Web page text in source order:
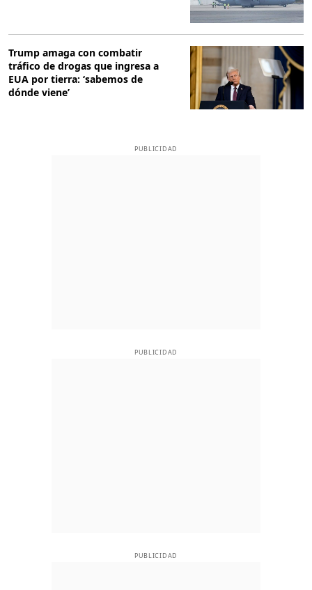
Trump amaga con combatir
tráfico de drogas que ingresa a
EUA por tierra: ‘sabemos de
dónde viene’
PUBLICIDAD
PUBLICIDAD
PUBLICIDAD